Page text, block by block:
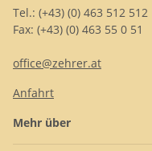
Tel.: (+43) (0) 463 512 512
Fax: (+43) (0) 463 55 0 51
office@zehrer.at
Anfahrt
Mehr über